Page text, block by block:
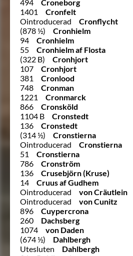
494
Croneborg
1401
Cronfelt
Ointroducerad
Cronflycht
(878 ½)
Cronhielm
94
Cronhielm
55
Cronhielm af Flosta
(322 B)
Cronhjort
107
Cronhjort
381
Cronlood
748
Cronman
1221
Cronmarck
866
Cronsköld
1104 B
Cronstedt
136
Cronstedt
(314 ½)
Cronstierna
Ointroducerad
Cronstierna
51
Cronstierna
786
Cronström
136
Crusebjörn (Kruse)
14
Cruus af Gudhem
Ointroducerad
von Cräutlein
Ointroducerad
von Cunitz
896
Cuypercrona
260
Dachsberg
1074
von Daden
(674 ½)
Dahlbergh
Utesluten
Dahlbergh